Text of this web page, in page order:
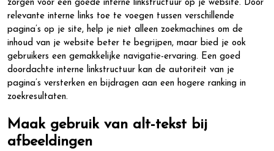
zorgen voor een goede interne linkstructuur op je website. Door
relevante interne links toe te voegen tussen verschillende
pagina’s op je site, help je niet alleen zoekmachines om de
inhoud van je website beter te begrijpen, maar bied je ook
gebruikers een gemakkelijke navigatie-ervaring. Een goed
doordachte interne linkstructuur kan de autoriteit van je
pagina’s versterken en bijdragen aan een hogere ranking in
zoekresultaten.
Maak gebruik van alt-tekst bij
afbeeldingen